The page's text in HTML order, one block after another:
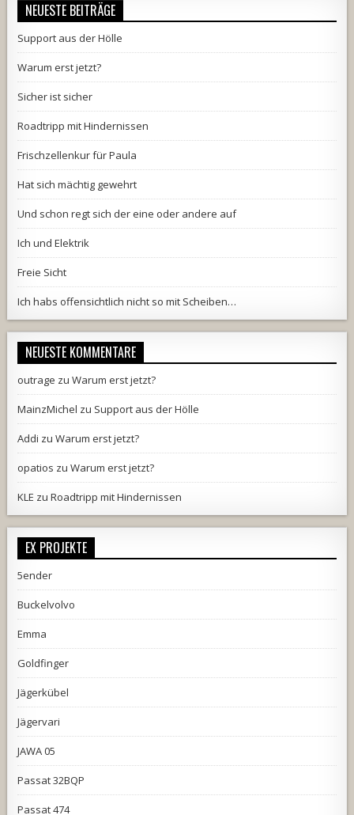
NEUESTE BEITRÄGE
Support aus der Hölle
Warum erst jetzt?
Sicher ist sicher
Roadtripp mit Hindernissen
Frischzellenkur für Paula
Hat sich mächtig gewehrt
Und schon regt sich der eine oder andere auf
Ich und Elektrik
Freie Sicht
Ich habs offensichtlich nicht so mit Scheiben…
NEUESTE KOMMENTARE
outrage zuWarum erst jetzt?
MainzMichel zu Support aus der Hölle
Addi zuWarum erst jetzt?
opatios zuWarum erst jetzt?
KLE zuRoadtripp mit Hindernissen
EX PROJEKTE
5ender
Buckelvolvo
Emma
Goldfinger
Jägerkübel
Jägervari
JAWA 05
Passat 32BQP
Passat 474